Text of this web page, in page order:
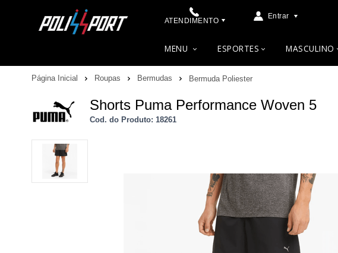
ATENDIMENTO
(48) 3622-0041
Entrar
MENU ESPORTES MASCULINO
Página Inicial Roupas Bermudas Bermuda Poliester
Shorts Puma Performance Woven 5
Cod. do Produto: 18261